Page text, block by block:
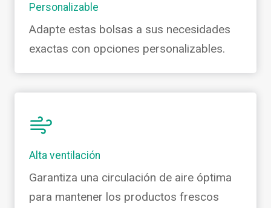
Personalizable
Adapte estas bolsas a sus necesidades
exactas con opciones personalizables.
Alta ventilación
Garantiza una circulación de aire óptima
para mantener los productos frescos